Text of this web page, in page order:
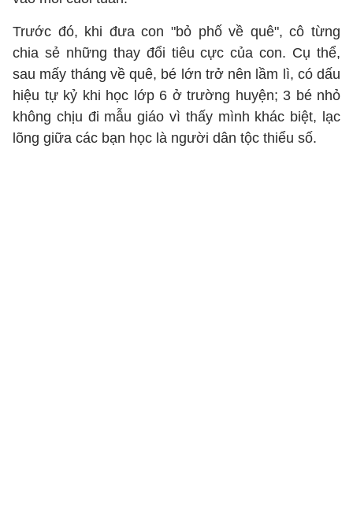
Trước đó, khi đưa con "bỏ phố về quê", cô từng
chia sẻ những thay đổi tiêu cực của con. Cụ thể,
sau mấy tháng về quê, bé lớn trở nên lầm lì, có dấu
hiệu tự kỷ khi học lớp 6 ở trường huyện; 3 bé nhỏ
không chịu đi mẫu giáo vì thấy mình khác biệt, lạc
lõng giữa các bạn học là người dân tộc thiểu số.